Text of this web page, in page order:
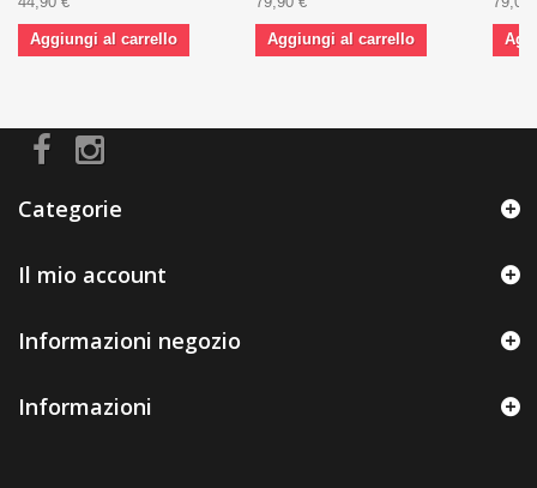
Aggiungi al carrello Aggiungi al carrello
Categorie
Il mio account
Informazioni negozio
Informazioni